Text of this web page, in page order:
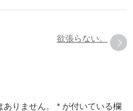
欲張らない。
りません。
* が付いている欄